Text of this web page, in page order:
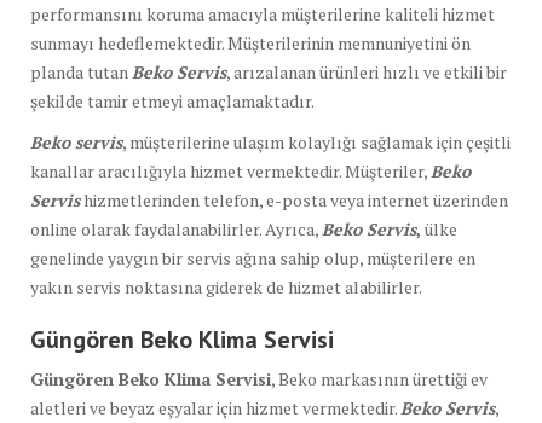
performansını koruma amacıyla müşterilerine kaliteli hizmet
sunmayı hedeflemektedir. Müşterilerinin memnuniyetini ön
planda tutan Beko Servis, arızalanan ürünleri hızlı ve etkili bir
şekilde tamir etmeyi amaçlamaktadır.
Beko servis, müşterilerine ulaşım kolaylığı sağlamak için çeşitli
kanallar aracılığıyla hizmet vermektedir. Müşteriler, Beko
Servishizmetlerinden telefon, e-posta veya internet üzerinden
online olarak faydalanabilirler. Ayrıca, Beko Servis, ülke
genelinde yaygın bir servis ağına sahip olup, müşterilere en
yakın servis noktasına giderek de hizmet alabilirler.
Güngören Beko Klima Servisi
Güngören Beko Klima Servisi, Beko markasının ürettiği ev
aletleri ve beyaz eşyalar için hizmet vermektedir. Beko Servis,